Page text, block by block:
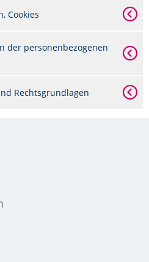
Cookies
der personenbezogenen
Rechtsgrundlagen